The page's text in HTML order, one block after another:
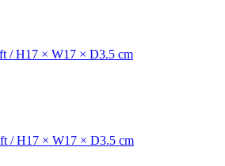
/ H17 × W17 × D3.5 cm
/ H17 × W17 × D3.5 cm